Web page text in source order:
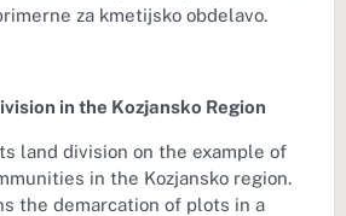
za kmetijsko obdelavo.
in the Kozjansko Region
land division on the example of
in the Kozjansko region.
the demarcation of plots in a